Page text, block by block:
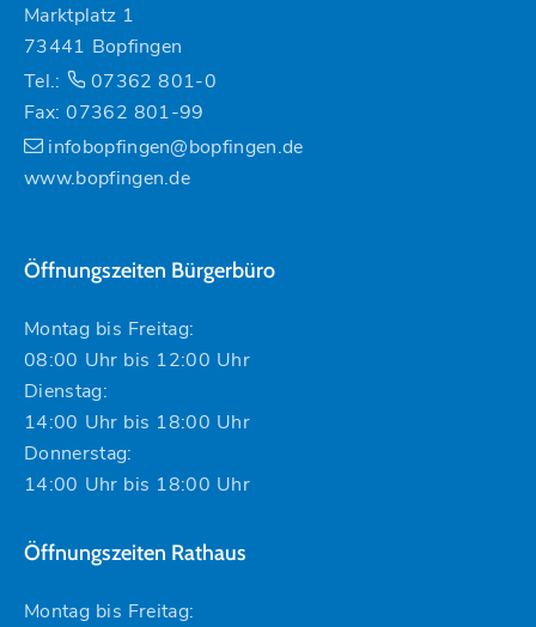
Marktplatz 1
73441 Bopfingen
Tel.:
07362 801-0
Fax: 07362 801-99
infobopfingen@bopfingen.de
www.bopfingen.de
Öffnungszeiten Bürgerbüro
Montag bis Freitag:
08:00 Uhr bis 12:00 Uhr
Dienstag:
14:00 Uhr bis 18:00 Uhr
Donnerstag:
14:00 Uhr bis 18:00 Uhr
Öffnungszeiten Rathaus
Montag bis Freitag: